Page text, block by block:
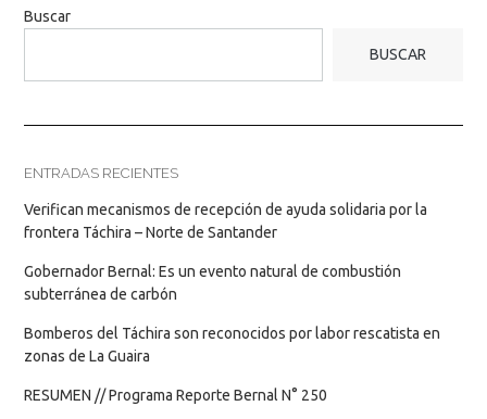
Buscar
BUSCAR
ENTRADAS RECIENTES
Verifican mecanismos de recepción de ayuda solidaria por la
frontera Táchira – Norte de Santander
Gobernador Bernal: Es un evento natural de combustión
subterránea de carbón
Bomberos del Táchira son reconocidos por labor rescatista en
zonas de La Guaira
RESUMEN // Programa Reporte Bernal N° 250